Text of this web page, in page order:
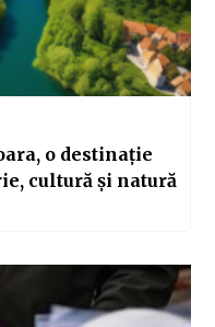
o destinație
cultură și natură